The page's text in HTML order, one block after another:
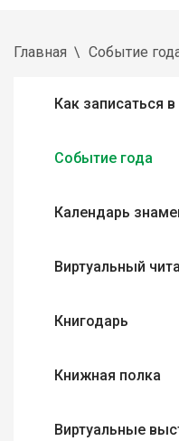
Главная Событие
Как записаться
Событие года
Календарь
Виртуальный
Книгодарь
Книжная полка
Виртуальные